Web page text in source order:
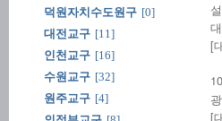
덕원자치수도원구 [0]
대전교구 [11]
인천교구 [16]
수원교구 [32]
원주교구 [4]
[
[